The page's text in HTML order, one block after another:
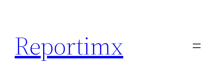
contenido
Reportimx